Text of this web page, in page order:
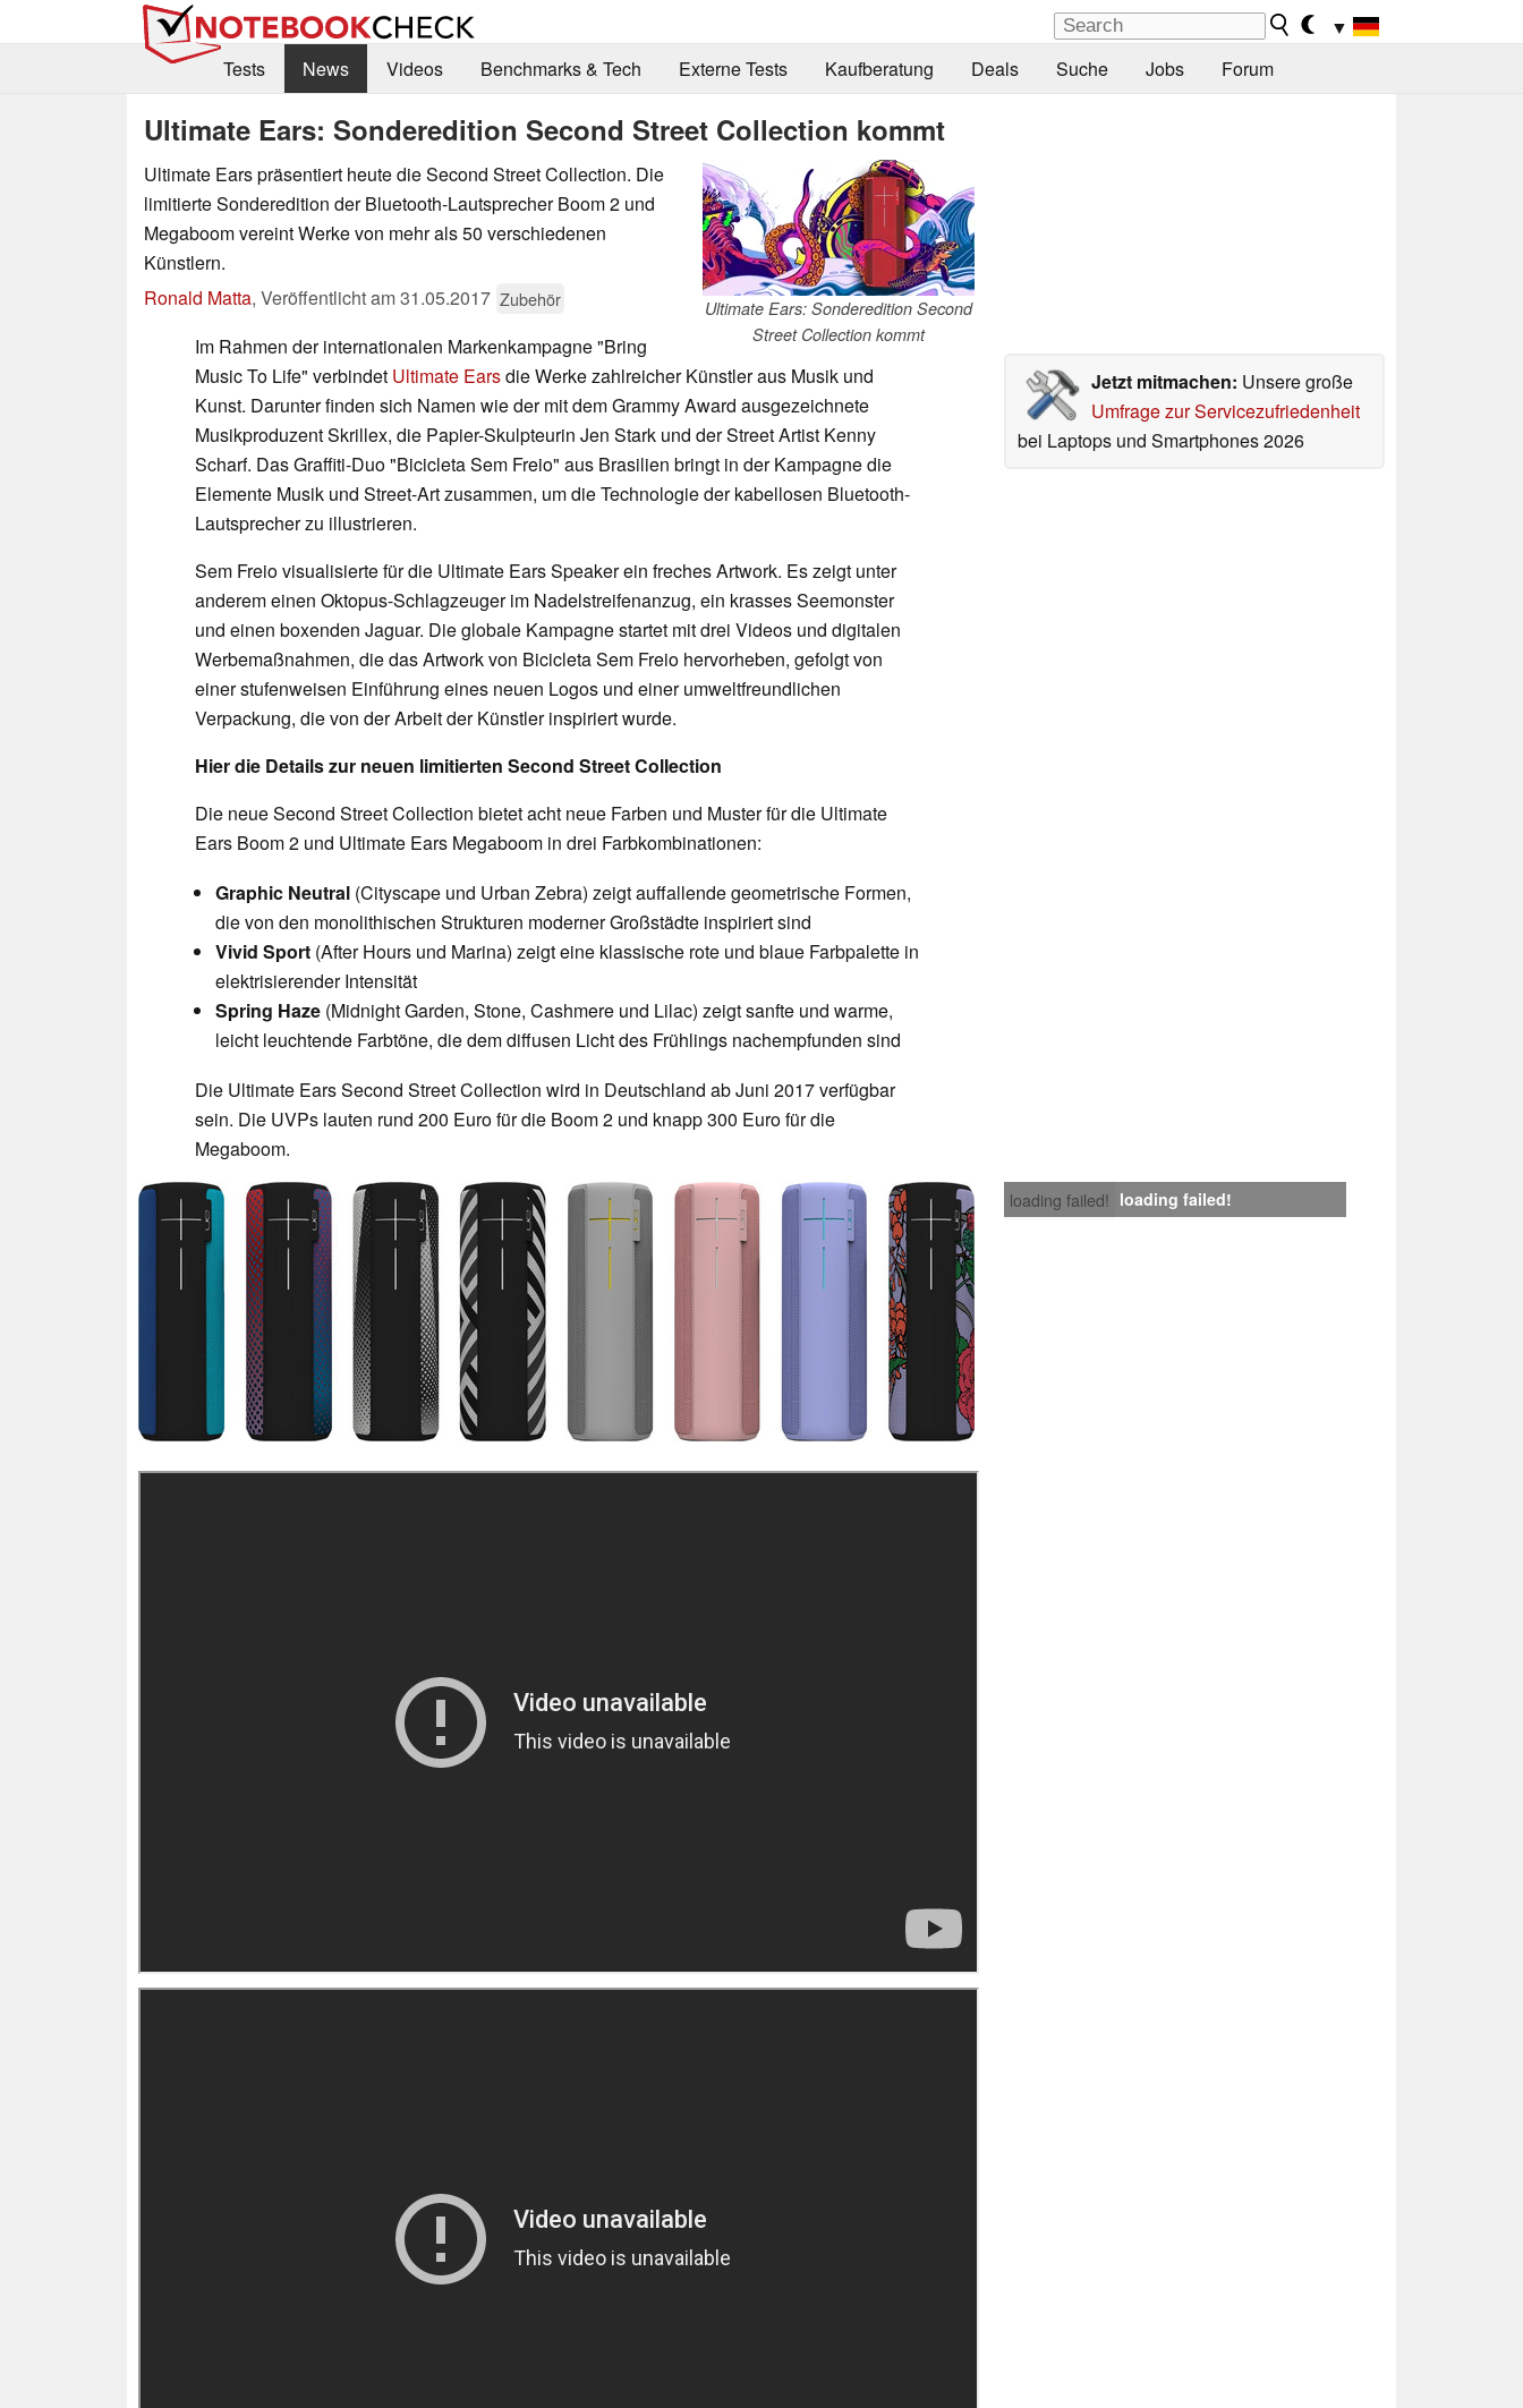
▼
Tests
News Videos Benchmarks & Tech Externe Tests Kaufberatung Deals Suche Jobs Forum
Ultimate Ears: Sonderedition Second Street Collection kommt
Ultimate Ears: Sonderedition Second
Street Collection kommt
Ultimate Ears präsentiert heute die Second Street Collection. Die
limitierte Sonderedition der Bluetooth-Lautsprecher Boom 2 und
Megaboom vereint Werke von mehr als 50 verschiedenen
Künstlern.
Ronald Matta, Veröffentlicht am31.05.2017 Zubehör
Jetzt mitmachen: Unsere große
Umfrage zur Servicezufriedenheit
bei Laptops und Smartphones 2026
Im Rahmen der internationalen Markenkampagne "Bring
Music To Life" verbindet Ultimate Earsdie Werke zahlreicher Künstler aus Musik und
Kunst. Darunter finden sich Namen wie der mit dem Grammy Award ausgezeichnete
Musikproduzent Skrillex, die Papier-Skulpteurin Jen Stark und der Street Artist Kenny
Scharf. Das Graffiti-Duo "Bicicleta Sem Freio" aus Brasilien bringt in der Kampagne die
Elemente Musik und Street-Art zusammen, um die Technologie der kabellosen Bluetooth-
Lautsprecher zu illustrieren.
Sem Freio visualisierte für die Ultimate Ears Speaker ein freches Artwork. Es zeigt unter
anderem einen Oktopus-Schlagzeuger im Nadelstreifenanzug, ein krasses Seemonster
und einen boxenden Jaguar. Die globale Kampagne startet mit drei Videos und digitalen
Werbemaßnahmen, die das Artwork von Bicicleta Sem Freio hervorheben, gefolgt von
einer stufenweisen Einführung eines neuen Logos und einer umweltfreundlichen
Verpackung, die von der Arbeit der Künstler inspiriert wurde.
Hier die Details zur neuen limitierten Second Street Collection
Die neue Second Street Collection bietet acht neue Farben und Muster für die Ultimate
Ears Boom 2 und Ultimate Ears Megaboom in drei Farbkombinationen:
Graphic Neutral (Cityscape und Urban Zebra) zeigt auffallende geometrische Formen,
die von den monolithischen Strukturen moderner Großstädte inspiriert sind
Vivid Sport (After Hours und Marina) zeigt eine klassische rote und blaue Farbpalette in
elektrisierender Intensität
Spring Haze (Midnight Garden, Stone, Cashmere und Lilac) zeigt sanfte und warme,
leicht leuchtende Farbtöne, die dem diffusen Licht des Frühlings nachempfunden sind
Die Ultimate Ears Second Street Collection wird in Deutschland ab Juni 2017 verfügbar
sein. Die UVPs lauten rund 200 Euro für die Boom 2 und knapp 300 Euro für die
Megaboom.
loading failed! loading failed!